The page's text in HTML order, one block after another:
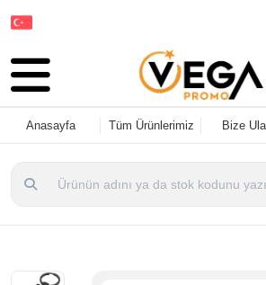
Anasayfa Tüm Ürünlerimiz Bize